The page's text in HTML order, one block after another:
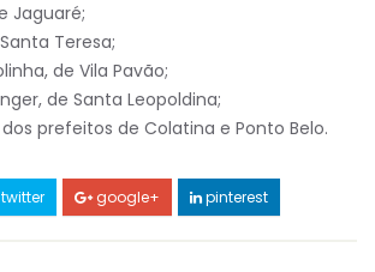
Jaguaré;
Teresa;
de Vila Pavão;
de Santa Leopoldina;
prefeitos de Colatina e Ponto Belo.
twitter google+ pinterest